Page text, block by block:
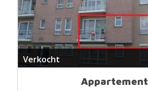
Verkocht
Appartement